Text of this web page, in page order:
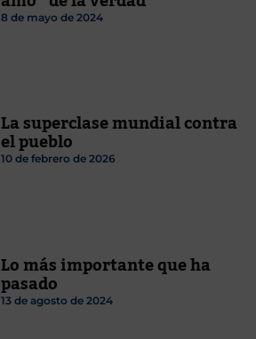
8 de mayo de 2024
La superclase mundial contra
el pueblo
10 de febrero de 2026
Lo más importante que ha
pasado
13 de agosto de 2024